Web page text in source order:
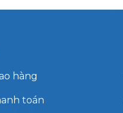
hàng
toán